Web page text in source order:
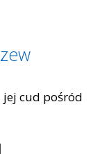
cud pośród